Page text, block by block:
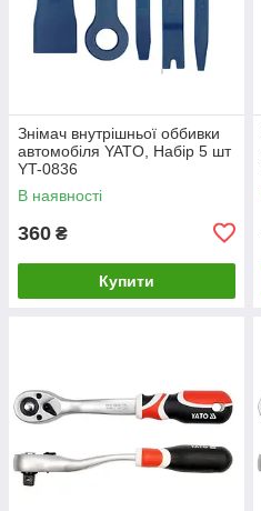
Знімач внутрішньої оббивки
автомобіля YATO, Набір 5 шт
YT-0836
В наявності
360 ₴
Купити